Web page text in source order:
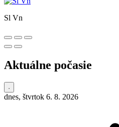
Sl Vn
Aktuálne počasie
dnes, štvrtok 6. 8. 2026